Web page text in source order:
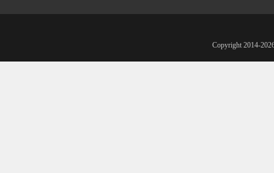
Copyright 2014-